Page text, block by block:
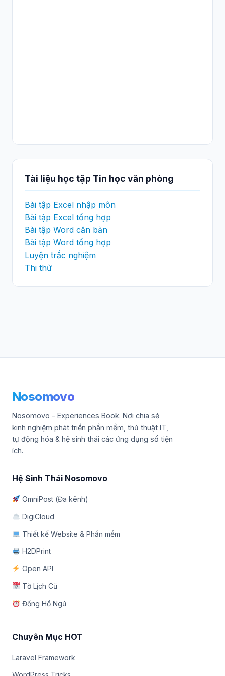
Tài liệu học tập Tin học văn phòng
Bài tập Excel nhập môn
Bài tập Excel tổng hợp
Bài tập Word căn bản
Bài tập Word tổng hợp
Luyện trắc nghiệm
Thi thử
Nosomovo
Nosomovo - Experiences Book. Nơi chia sẻ
kinh nghiệm phát triển phần mềm, thủ thuật IT,
tự động hóa & hệ sinh thái các ứng dụng số tiện
ích.
Hệ Sinh Thái Nosomovo
OmniPost (Đa kênh)
DigiCloud
Thiết kế Website & Phần mềm
H2DPrint
Open API
Tờ Lịch Cũ
Đồng Hồ Ngủ
Chuyên Mục HOT
Laravel Framework